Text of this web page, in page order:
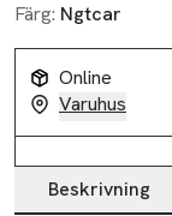
Färg: Ngtcar
Online
Varuhus
Beskrivning